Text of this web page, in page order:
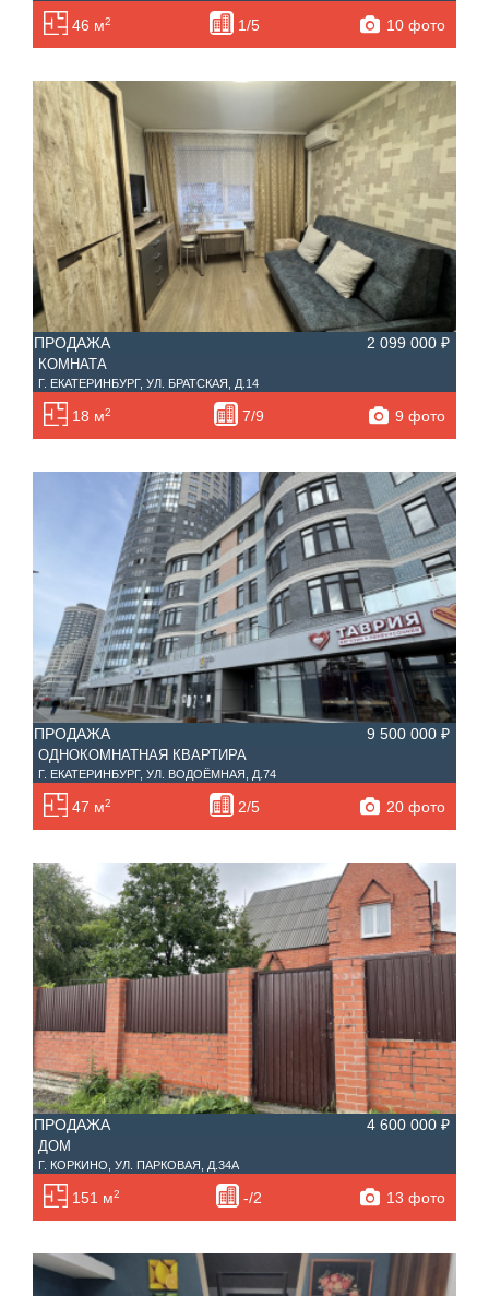
46 м2 1/5 10 фото
ПРОДАЖА 2 099 000 ₽
КОМНАТА
Г. ЕКАТЕРИНБУРГ, УЛ. БРАТСКАЯ, Д.14
18 м2 7/9 9 фото
ПРОДАЖА 9 500 000 ₽
ОДНОКОМНАТНАЯ КВАРТИРА
Г. ЕКАТЕРИНБУРГ, УЛ. ВОДОЁМНАЯ, Д.74
47 м2 2/5 20 фото
ПРОДАЖА 4 600 000 ₽
ДОМ
Г. КОРКИНО, УЛ. ПАРКОВАЯ, Д.34А
151 м2 -/2 13 фото